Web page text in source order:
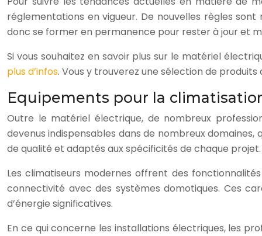
réglementations en vigueur. De nouvelles règles
donc se former en permanence pour rester à jour et
Si vous souhaitez en savoir plus sur le matériel
plus d’infos. Vous y trouverez une sélection de
Equipements pour la
Outre le matériel électrique, de nombreux
devenus indispensables dans de nombreux
de qualité et adaptés aux spécificités de chaque projet.
Les climatiseurs modernes offrent des
connectivité avec des systèmes domotiques. Ces
d’énergie significatives.
En ce qui concerne les installations électriques, les